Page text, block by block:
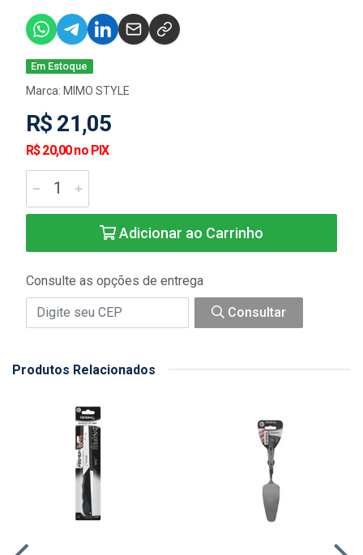
Em Estoque
Marca: MIMO STYLE
R$ 21,05
R$ 20,00 no PIX
Adicionar ao Carrinho
Consulte as opções de entrega
Consultar
Produtos Relacionados